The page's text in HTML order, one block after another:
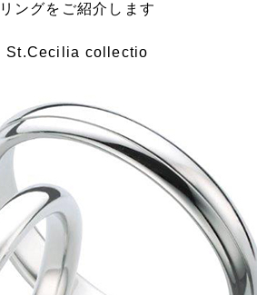
ングをご紹介します
St.Cecilia collectio